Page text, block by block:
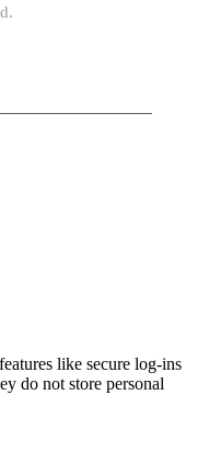
like secure log-ins
do not store personal